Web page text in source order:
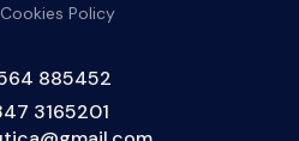
Policy
885452
3165201